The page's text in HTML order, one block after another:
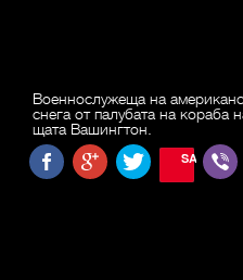
Военнослужеща на
снега от палубата на кораба
щата Вашингтон.
SAVE